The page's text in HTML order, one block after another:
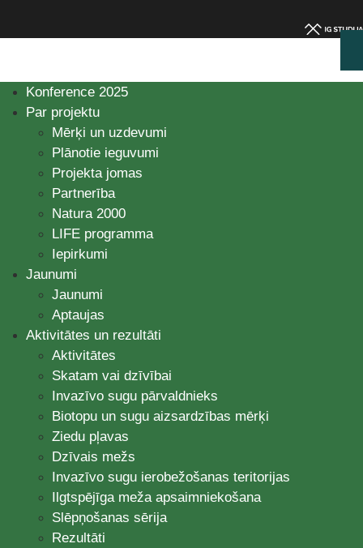
Konference 2025
Par projektu
Mērķi un uzdevumi
Plānotie ieguvumi
Projekta jomas
Partnerība
Natura 2000
LIFE programma
Iepirkumi
Jaunumi
Jaunumi
Aptaujas
Aktivitātes un rezultāti
Aktivitātes
Skatam vai dzīvībai
Invazīvo sugu pārvaldnieks
Biotopu un sugu aizsardzības mērķi
Ziedu pļavas
Dzīvais mežs
Invazīvo sugu ierobežošanas teritorijas
Ilgtspējīga meža apsaimniekošana
Slēpņošanas sērija
Rezultāti